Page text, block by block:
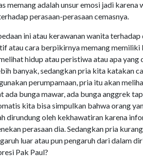
memang adalah unsur emosi jadi
perasaan-perasaan cemasnya.
ini atau kerawanan wanita
atau cara berpikirnya memang memiliki
hidup atau peristiwa atau apa
banyak, sedangkan pria kita katakan
perumpamaan, pria itu akan
ada bunga mawar, ada bunga anggrek
kita bisa simpulkan bahwa orang
dirundung oleh kekhawatiran karena
perasaan dia. Sedangkan pria
luar atau pun pengaruh dari dalam
Pak Paul?